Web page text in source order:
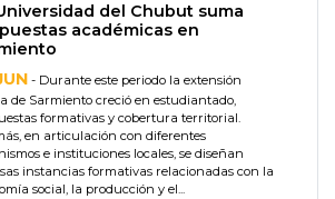
del Chubut suma
académicas en
- Durante este periodo la extensión
de Sarmiento creció en estudiantado,
formativas y cobertura territorial.
en articulación con diferentes
e instituciones locales, se diseñan
instancias formativas relacionadas con la
social, la producción y el...